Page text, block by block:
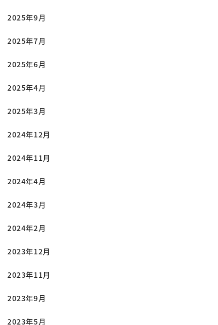
2025年9月
2025年7月
2025年6月
2025年4月
2025年3月
2024年12月
2024年11月
2024年4月
2024年3月
2024年2月
2023年12月
2023年11月
2023年9月
2023年5月